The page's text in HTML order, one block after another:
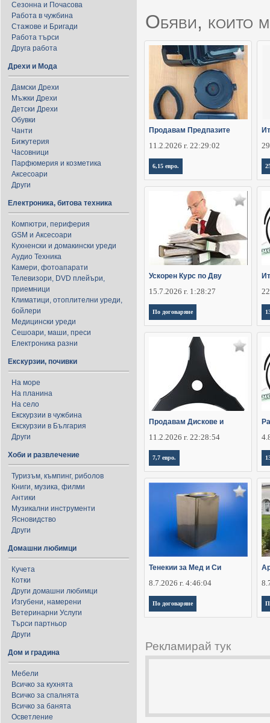
Сезонна и Почасова
Работа в чужбина
Стажове и Бригади
Работа търси
Друга работа
Дрехи и Мода
Дамски Дрехи
Мъжки Дрехи
Детски Дрехи
Обувки
Чанти
Бижутерия
Часовници
Парфюмерия и козметика
Аксесоари
Други
Електроника, битова техника
Компютри, периферия
GSM и Аксесоари
Кухненски и домакински уреди
Аудио Техника
Камери, фотоапарати
Телевизори, DVD плейъри,
приемници
Климатици, отоплителни уреди,
бойлери
Медицински уреди
Сешоари, маши, преси
Електроника разни
Екскурзии, почивки
На море
На планина
На село
Екскурзии в чужбина
Екскурзии в България
Други
Хоби и развлечение
Туризъм, къмпинг, риболов
Книги, музика, филми
Антики
Музикални инструменти
Ясновидство
Други
Домашни любимци
Кучета
Котки
Други домашни любимци
Изгубени, намерени
Ветеринарни Услуги
Търси партньор
Други
Дом и градина
Мебели
Всичко за кухнята
Всичко за спалнята
Всичко за банята
Осветление
Обяви, които
Продавам Предпазите
11.2.2026 г. 22:29:02
6,15 евро.
Ускорен Курс по Дву
15.7.2026 г. 1:28:27
По договаряне
Продавам Дискове и
11.2.2026 г. 22:28:54
7,7 евро.
Тенекии за Мед и Си
8.7.2026 г. 4:46:04
По договаряне
Рекламирай тук